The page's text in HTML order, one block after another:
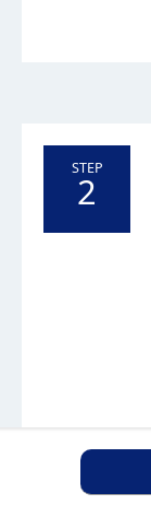
STEP
2